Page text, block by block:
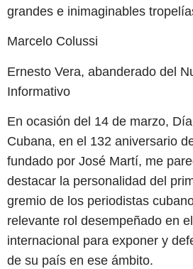
grandes e inimaginables
Marcelo Colussi
Ernesto Vera, abanderado del
Informativo
En ocasión del 14 de marzo,
Cubana, en el 132 aniversario
fundado por José Martí, me
destacar la personalidad del
gremio de los periodistas
relevante rol desempeñado en
internacional para exponer y
de su país en ese ámbito.